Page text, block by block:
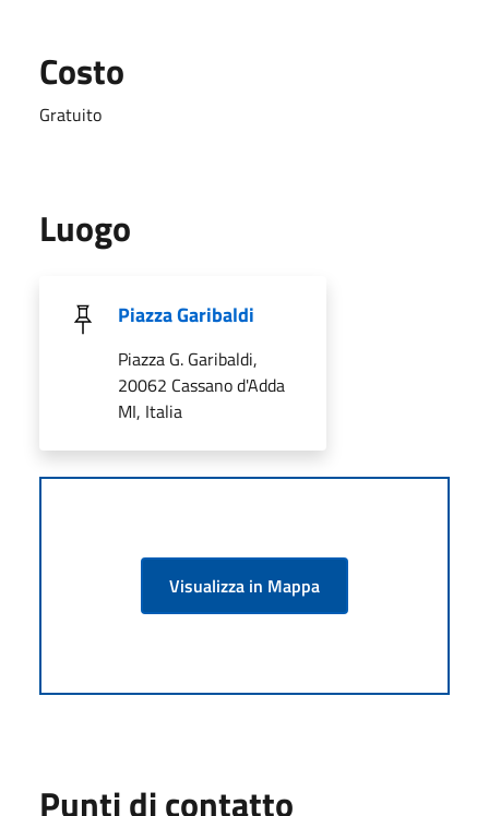
Costo
Gratuito
Luogo
Piazza Garibaldi
Piazza G. Garibaldi,
20062 Cassano d'Adda
MI, Italia
Visualizza in Mappa
Punti di contatto